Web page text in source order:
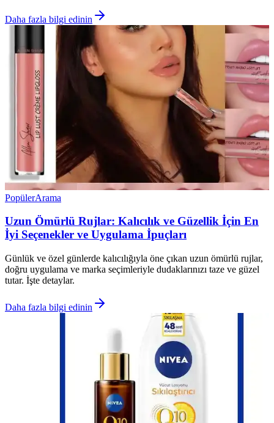
Daha fazla bilgi edinin
PopülerArama
Uzun Ömürlü Rujlar: Kalıcılık ve Güzellik İçin En
İyi Seçenekler ve Uygulama İpuçları
Günlük ve özel günlerde kalıcılığıyla öne çıkan uzun ömürlü rujlar,
doğru uygulama ve marka seçimleriyle dudaklarınızı taze ve güzel
tutar. İşte detaylar.
Daha fazla bilgi edinin